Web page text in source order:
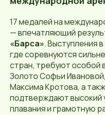
17 медалей на
— впечатляющий
«Барса». Выступления
где соревнуются
стран, требуют особой
Золото Софьи
Максима Кротова, а
подтверждают высокий
плавания и грамотную